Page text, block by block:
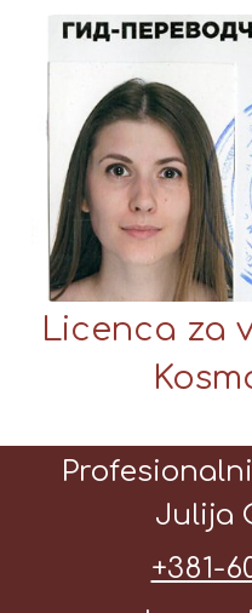
Licenca za
Julija
+381-